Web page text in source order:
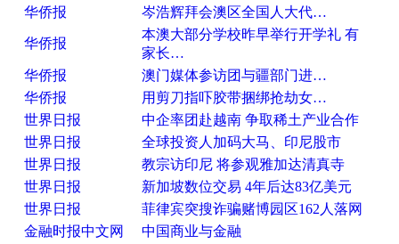
华侨报
岑浩辉拜会澳区全国人大代…
华侨报
本澳大部分学校昨早举行开学礼 有
家长…
华侨报
澳门媒体参访团与疆部门进…
华侨报
用剪刀指吓胶带捆绑抢劫女…
世界日报
中企率团赴越南 争取稀土产业合作
世界日报
全球投资人加码大马、印尼股市
世界日报
教宗访印尼 将参观雅加达清真寺
世界日报
新加坡数位交易 4年后达83亿美元
世界日报
菲律宾突搜诈骗赌博园区162人落网
金融时报中文网
中国商业与金融